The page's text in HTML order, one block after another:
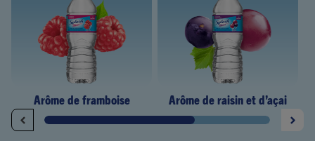
Arôme de framboise Arôme de raisin et d’açai